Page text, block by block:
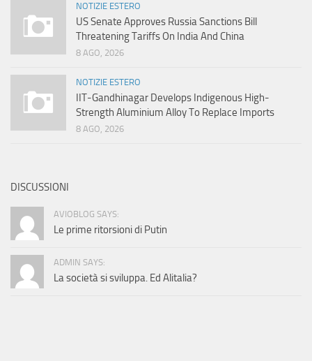
NOTIZIE ESTERO
US Senate Approves Russia Sanctions Bill
Threatening Tariffs On India And China
8 AGO, 2026
NOTIZIE ESTERO
IIT-Gandhinagar Develops Indigenous High-
Strength Aluminium Alloy To Replace Imports
8 AGO, 2026
DISCUSSIONI
AVIOBLOG SAYS:
Le prime ritorsioni di Putin
ADMIN SAYS:
La società si sviluppa. Ed Alitalia?